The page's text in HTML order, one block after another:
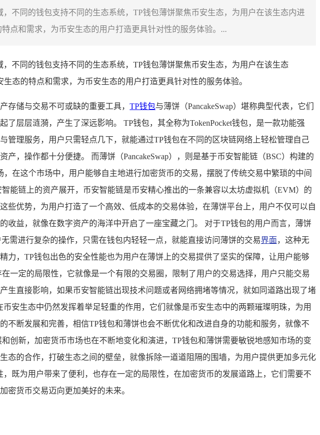
不同的钱包支持不同的生态系统，TP钱包薄饼聚焦币安生态，为用户在该生态内进
点和需求，为币安生态的用户打造更具针对性的服务体验。...
不同的钱包支持不同的生态系统，TP钱包薄饼聚焦币安生态，为用户在该生态
态的特点和需求，为币安生态的用户打造更具针对性的服务体验。
存储与交易不可或缺的重要工具， TP钱包与薄饼（PancakeSwap）堪称典型代表，它们
层层涟漪，产生了深远影响。 TP钱包，其全称为TokenPocket钱包，是一款功能强
管理服务，用户只需轻点几下，就能通过TP钱包在不同的区块链网络上轻松管理自己
，操作都十分便捷。 而薄饼（PancakeSwap），则是基于币安智能链（BSC）构建的
在这个市场中，用户能够自主地进行加密货币的交易，摆脱了传统交易中繁琐的中间
能链上的资产展开，币安智能链是币安精心推出的一条兼容以太坊虚拟机（EVM）的
优势，为用户打造了一个高效、低成本的交易体验，在薄饼平台上，用户不仅可以自
益，就像在数字资产的海洋中开启了一座宝藏之门。 对于TP钱包的用户而言，薄饼
需进行复杂的操作，只需在钱包内轻轻一点，就能直接访问薄饼的交易界面，这种无
，TP钱包出色的安全性能也为用户在薄饼上的交易提供了坚实的保障，让用户能够
一定的局限性，它就像是一个有限的交易圈，限制了用户的交易选择，用户只能交易
直接影响，如果币安智能链出现技术问题或者网络拥堵等情况，就如同道路出现了堵
安生态中仍然发挥着举足轻重的作用，它们就像是币安生态中的两颗璀璨明珠，为用
断发展和完善，相信TP钱包和薄饼也会不断优化和改进自身的功能和服务，就像不
和创新，加密货币市场也在不断地变化和演进，TP钱包和薄饼需要敏锐地感知市场的变
的合作，打破生态之间的壁垒，就像拆除一道道阻隔的围墙，为用户提供更加多元化
既为用户带来了便利，也存在一定的局限性，在加密货币的发展道路上，它们需要不
密货币交易迈向更加美好的未来。